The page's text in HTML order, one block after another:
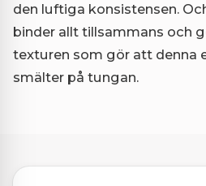
den luftiga konsistensen.
binder allt tillsammans och
texturen som gör att denna
smälter på tungan.